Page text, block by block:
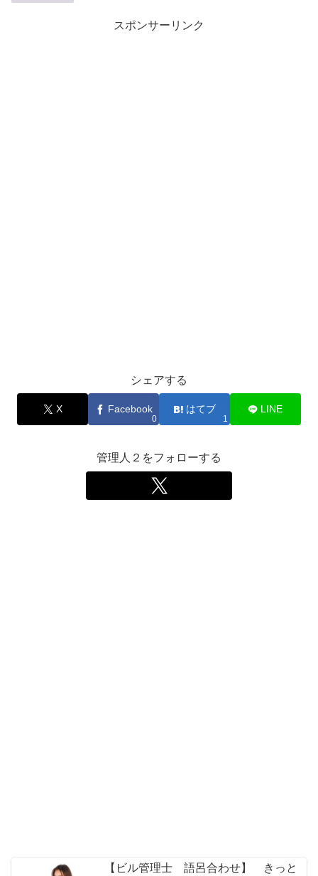
スポンサーリンク
シェアする
X Facebook
0
はてブ
1
LINE
管理人２をフォローする
【ビル管理士 語呂合わせ】 きっと